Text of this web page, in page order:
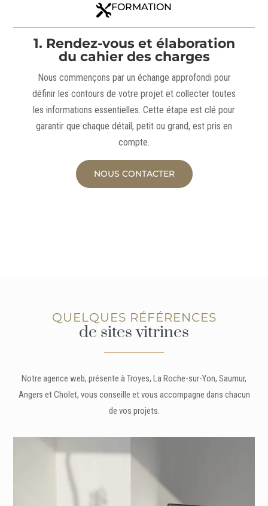
FORMATION
1. Rendez-vous et élaboration
du cahier des charges
Nous commençons par un échange approfondi pour
définir les contours de votre projet et collecter toutes
les informations essentielles. Cette étape est clé pour
garantir que chaque détail, petit ou grand, est pris en
compte.
NOUS CONTACTER
QUELQUES RÉFÉRENCES
de sites vitrines
Notre agence web, présente à Troyes, La Roche-sur-Yon, Saumur,
Angers et Cholet, vous conseille et vous accompagne dans chacun
de vos projets.